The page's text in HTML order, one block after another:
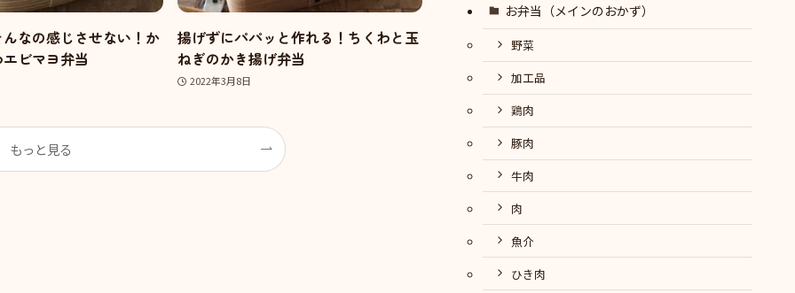
なの感じさせない！か
ビマヨ弁当
揚げずにパパッと作れる！ちくわと玉
ねぎのかき揚げ弁当
2022年3月8日
もっと見る
お弁当（メインのおかず）
野菜
加工品
鶏肉
豚肉
牛肉
肉
魚介
ひき肉